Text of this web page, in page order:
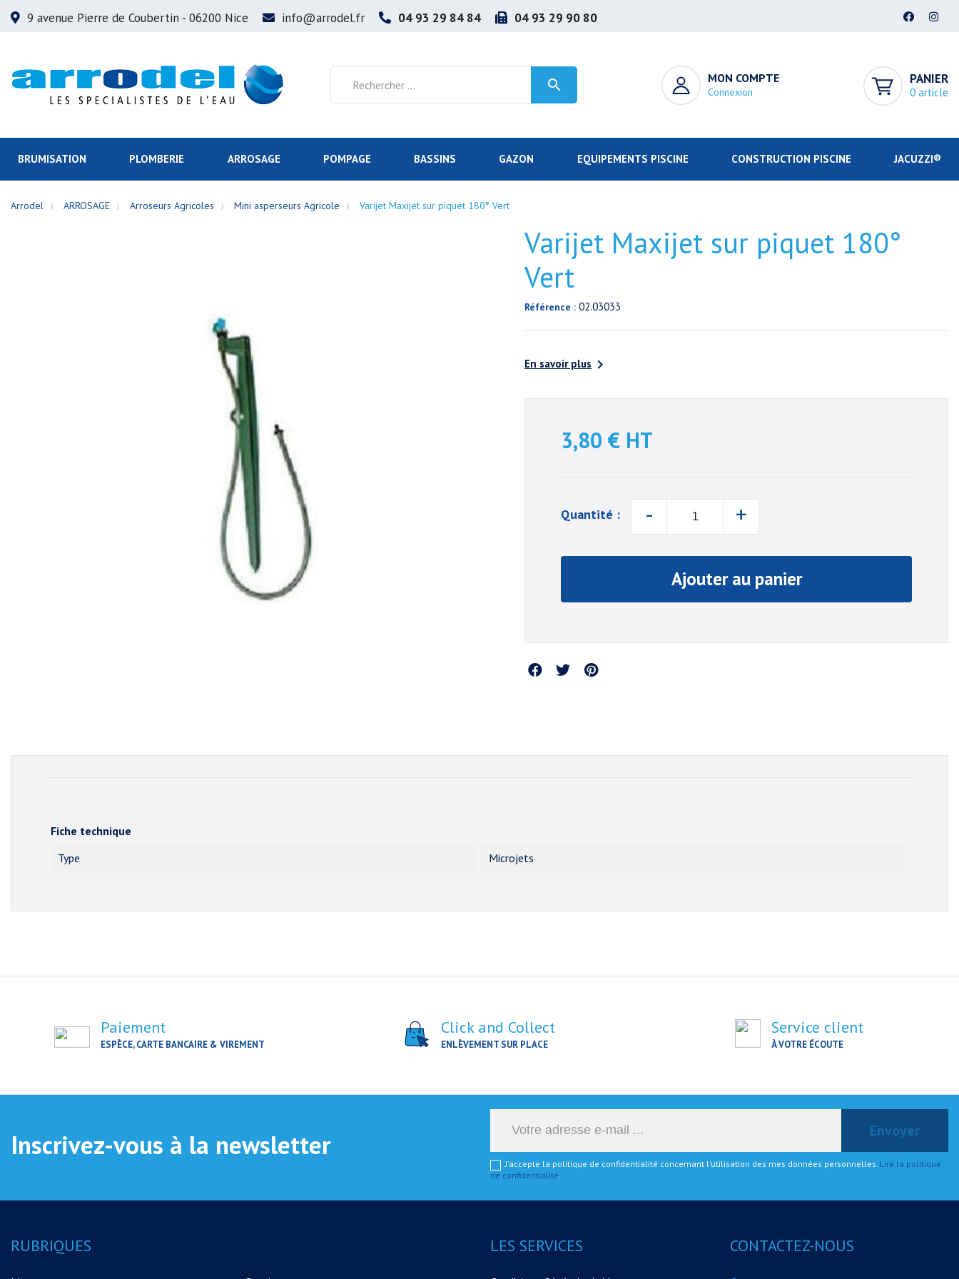
9 avenue Pierre de Coubertin - 06200 Nice info@arrodel.fr 04 93 29 84 84 04 93 29 90 80
 MON COMPTE
Connexion
PANIER
0 article
BRUMISATION PLOMBERIE ARROSAGE POMPAGE BASSINS GAZON EQUIPEMENTS PISCINE CONSTRUCTION PISCINE JACUZZI®
Arrodel ARROSAGE Arroseurs Agricoles Mini asperseurs Agricole Varijet Maxijet sur piquet 180° Vert
Varijet Maxijet sur piquet 180°
Vert
Référence : 02.03033
En savoir plus 
3,80 € HT
Quantité : - +
Ajouter au panier
Partager
Fiche technique
Type
Microjets
Paiement
ESPÈCE, CARTE BANCAIRE & VIREMENT
Click and Collect
ENLÈVEMENT SUR PLACE
Service client
À VOTRE ÉCOUTE
Inscrivez-vous à la newsletter
J'accepte la politique de confidentialité concernant l'utilisation des mes données personnelles. Lire la politique
de confidentialité
RUBRIQUES LES SERVICES CONTACTEZ-NOUS